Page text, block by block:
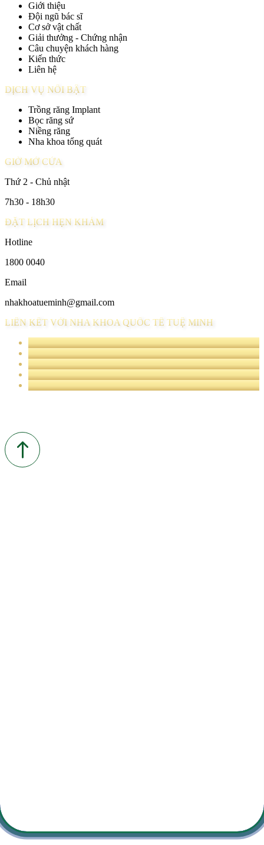
Giới thiệu
Đội ngũ bác sĩ
Cơ sở vật chất
Giải thưởng - Chứng nhận
Câu chuyện khách hàng
Kiến thức
Liên hệ
DỊCH VỤ NỔI BẬT
Trồng răng Implant
Bọc răng sứ
Niềng răng
Nha khoa tổng quát
GIỜ MỞ CỬA
Thứ 2 - Chủ nhật
7h30 - 18h30
ĐẶT LỊCH HẸN KHÁM
Hotline
1800 0040
Email
nhakhoatueminh@gmail.com
LIÊN KẾT VỚI NHA KHOA QUỐC TẾ TUỆ MINH